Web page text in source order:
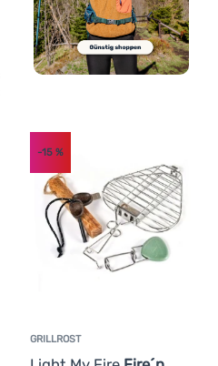
Salewa Puez Lunch Box'
GRILLROST
-15%